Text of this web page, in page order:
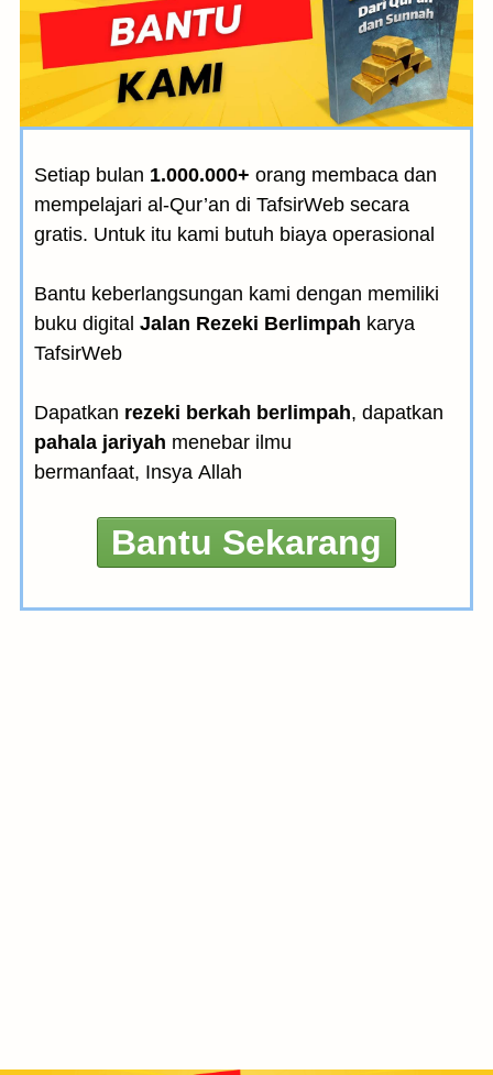
Setiap bulan 1.000.000+ orang membaca dan
mempelajari al-Qur’an di TafsirWeb secara
gratis. Untuk itu kami butuh biaya operasional
Bantu keberlangsungan kami dengan memiliki
buku digital Jalan Rezeki Berlimpah karya
TafsirWeb
Dapatkan rezeki berkah berlimpah, dapatkan
pahala jariyah menebar ilmu
bermanfaat, Insya Allah
Bantu Sekarang